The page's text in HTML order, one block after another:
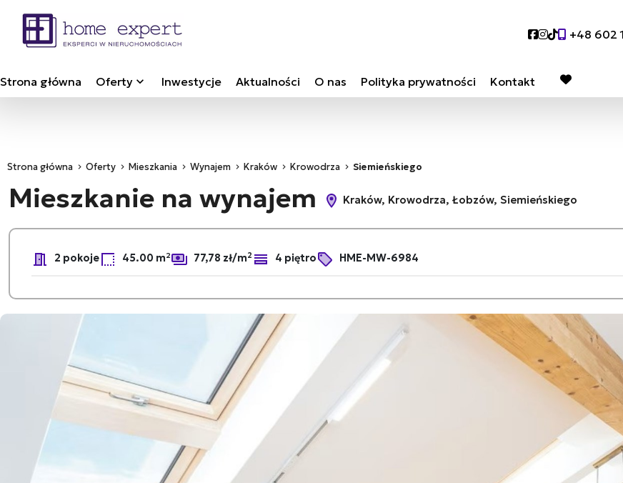
Social link
Social link
Social link
+48 602
Strona główna Oferty Inwestycje Aktualności O nas Polityka prywatności Kontakt favorite
Strona główna Oferty Mieszkania Wynajem Kraków Krowodrza Siemieńskiego
Mieszkanie na wynajem Kraków, Krowodrza, Łobzów, Siemieńskiego
2 pokoje 45.00 m² 77,78 zł/m2 4 piętro HME-MW-6984